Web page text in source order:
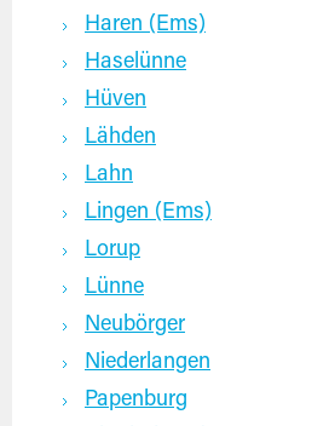
Haren (Ems)
Haselünne
Hüven
Lähden
Lahn
Lingen (Ems)
Lorup
Lünne
Neubörger
Niederlangen
Papenburg